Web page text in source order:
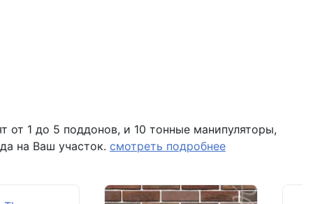
7920 шт
от 1 до 5 поддонов, и 10 тонные манипуляторы,
на Ваш участок. смотреть подробнее